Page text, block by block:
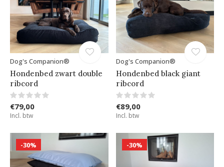
Dog's Companion®
Hondenbed zwart double
ribcord
€79,00
Incl. btw
Dog's Companion®
Hondenbed black giant
ribcord
€89,00
Incl. btw
-30% -30%